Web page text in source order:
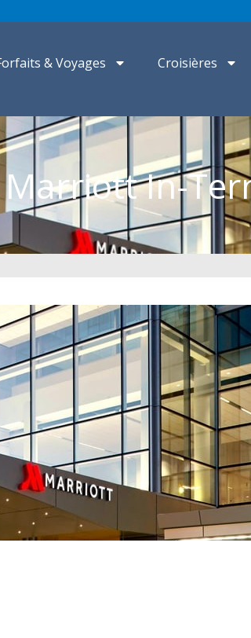
& Voyages Croisières
In-